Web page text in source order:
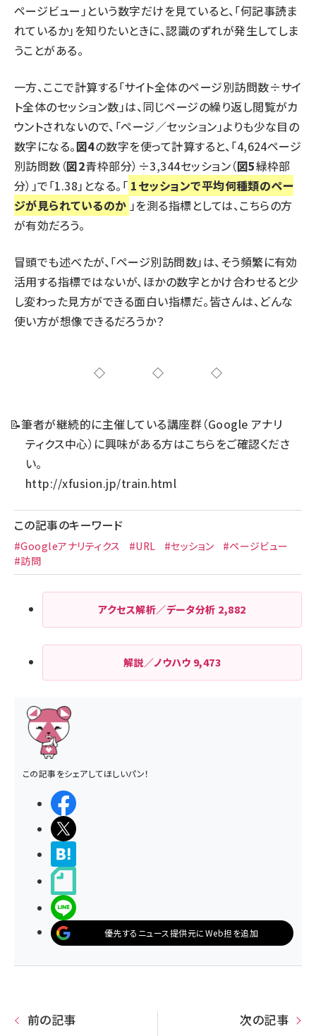
ページビュー」という数字だけを見ていると、「何記事読ま
れているか」を知りたいときに、認識のずれが発生してしま
うことがある。
一方、ここで計算する「サイト全体のページ別訪問数÷サイ
ト全体のセッション数」は、同じページの繰り返し閲覧がカ
ウントされないので、「ページ／セッション」よりも少な目の
数字になる。図4の数字を使って計算すると、「4,624ページ
別訪問数（図2青枠部分）÷3,344セッション（図5緑枠部
分）」で「1.38」となる。「 1セッションで平均何種類のペー
ジが見られているのか 」を測る指標としては、こちらの方
が有効だろう。
冒頭でも述べたが、「ページ別訪問数」は、そう頻繁に有効
活用する指標ではないが、ほかの数字とかけ合わせると少
し変わった見方ができる面白い指標だ。皆さんは、どんな
使い方が想像できるだろうか？
◇◇◇
📝筆者が継続的に主催している講座群（Google アナリ
ティクス中心）に興味がある方はこちらをご確認くださ
い。
http://xfusion.jp/train.html
この記事のキーワード
#Googleアナリティクス #URL #セッション
#ページビュー
#訪問
アクセス解析／データ分析 2,882
解説／ノウハウ 9,473
この記事をシェアしてほしいパン！
優先するニュース提供元にWeb担を追加
前の記事 次の記事